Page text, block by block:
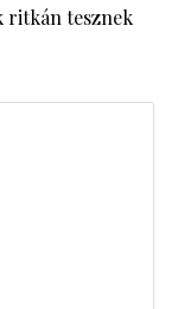
ritkán tesznek